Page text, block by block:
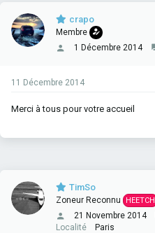
crapo
Membre
1 Décembre 2014
11 Décembre 2014
Merci à tous pour votre accueil
TimSo
Zoneur Reconnu HEETCH
21 Novembre 2014
Localité
Paris